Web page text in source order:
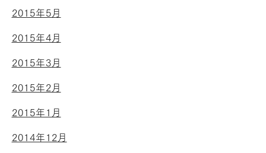
2015年5月
2015年4月
2015年3月
2015年2月
2015年1月
2014年12月